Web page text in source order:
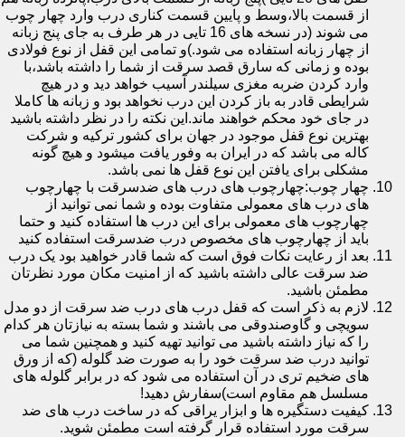
از قسمت بالا،وسط و پایین قسمت کناری درب وارد چهار چوب
می شوند (در نسخه های 16 تایی در هر طرف به جای پنج زبانه
از چهار زبانه استفاده می شود.)و تمامی این قفل از نوع فولادی
بوده و زمانی که سارق قصد سرقت از شما را داشته باشد،با
وارد کردن ضربه مغزی سیلندر آسیب خواهد دید و در هیچ
شرایطی قادر به باز کردن این درب نخواهد بود و زبانه ها کاملا
در جای خود محکم خواهند ماند.این نکته را در نظر داشته باشید
بهترین نوع قفل موجود در جهان برای کشور ترکیه و شرکت
کاله می باشد که در ایران به وفور یافت میشود و هیچ گونه
مشکلی برای یافتن این نوع قفل ها نمی باشد.
چهار چوب:چهارچوب های درب های ضدسرقت با چهارچوب
های درب های معمولی متفاوت بوده و شما نمی توانید از
چهارچوب های معمولی برای این درب ها استفاده کنید و حتما
باید از چهارچوب های مخصوص درب ضدسرقت استفاده کنید
بعد از رعایت نکات فوق است که شما قادر خواهید بود یک درب
ضد سرقت عالی داشته باشید که از امنیت مکان مورد نظرتان
مطمئن باشید.
لازم به ذکر است که قفل درب های درب ضد سرقت از دو مدل
سویچی و گاوصندوقی می باشند و شما بسته به نیازتان هر کدام
را که نیاز داشته باشید می توانید تهیه کنید و همچنین شما می
توانید درب ضد سرقت خود را به صورت ضد گلوله (که از ورق
های ضخیم تری در آن استفاده می شود که در برابر گلوله های
مسلسل هم مقاوم است)سفارش دهید!
کیفیت دستگیره ها و ابزار یراقی که در ساخت درب های ضد
سرقت مورد استفاده قرار گرفته است مطمئن شوید.